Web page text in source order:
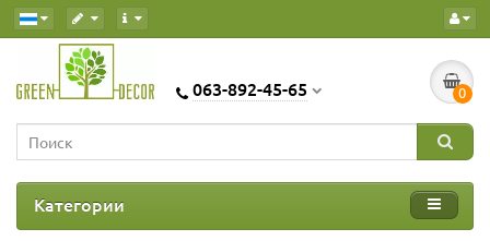
063-892-45-65 0
Категории